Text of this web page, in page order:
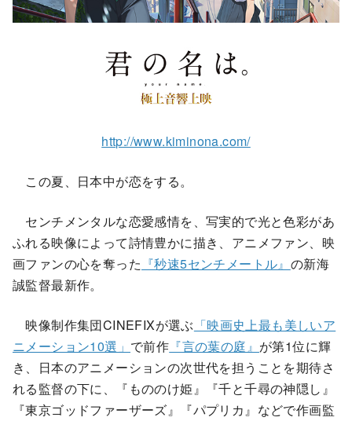
http://www.kiminona.com/
この夏、日本中が恋をする。
センチメンタルな恋愛感情を、写実的で光と色彩があ
ふれる映像によって詩情豊かに描き、アニメファン、映
画ファンの心を奪った 『秒速5センチメートル』 の新海
誠監督最新作。
映像制作集団CINEFIXが選ぶ 「映画史上最も美しいア
ニメーション10選」 で前作 『言の葉の庭』 が第1位に輝
き、日本のアニメーションの次世代を担うことを期待さ
れる監督の下に、『もののけ姫』『千と千尋の神隠し』
『東京ゴッドファーザーズ』『パプリカ』などで作画監